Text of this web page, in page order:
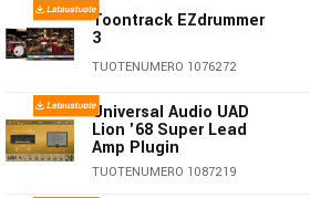
TUOTENUMERO 1082166
Eventide Ultra
TUOTENUMERO 1077299
Universal Audio
Topline Vocal Suite
Toontrack EZdrummer
3
TUOTENUMERO 1076272
Universal Audio UAD
Lion '68 Super Lead
Amp Plugin
TUOTENUMERO 1087219